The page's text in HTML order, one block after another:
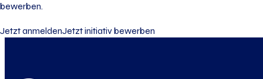
bewerben.
Jetzt anmeldenJetzt initiativ bewerben